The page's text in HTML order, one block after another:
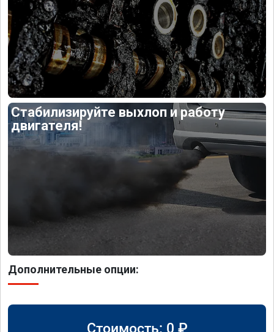
Стабилизируйте выхлоп и работу
двигателя!
Дополнительные опции:
Стоимость: 0 ₽